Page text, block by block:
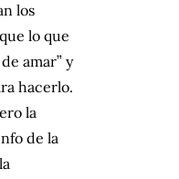
los
lo que
amar” y
hacerlo.
la
de la